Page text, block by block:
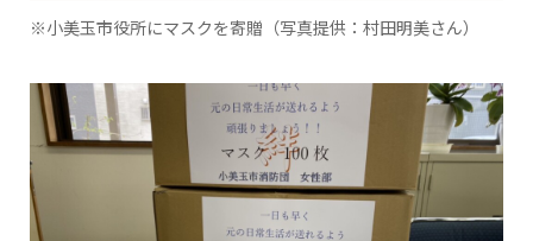
※小美玉市役所にマスクを寄贈（写真提供：村田明美さん）